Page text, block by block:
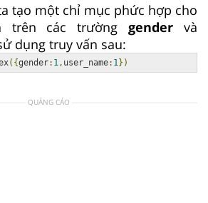
tạo một chỉ mục phức hợp cho
trên các trườnggender và
dụng truy vấn sau:
({gender: 1 , user_name: 1 })
QUẢNG CÁO